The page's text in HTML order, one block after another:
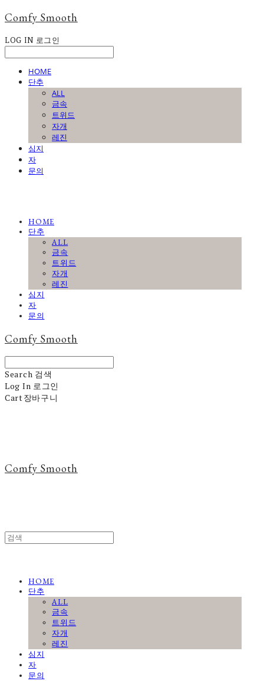
Comfy Smooth
LOG IN 로그인
HOME
단추
ALL
금속
트위드
자개
레진
심지
자
문의
HOME
단추
ALL
금속
트위드
자개
레진
심지
자
문의
Comfy Smooth
Search 검색
Log In 로그인
Cart장바구니
Comfy Smooth
HOME
단추
ALL
금속
트위드
자개
레진
심지
자
문의